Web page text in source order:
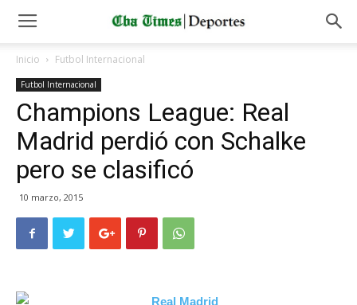
Inicio Futbol Internacional
Futbol Internacional
Champions League: Real
Madrid perdió con Schalke
pero se clasificó
10 marzo, 2015